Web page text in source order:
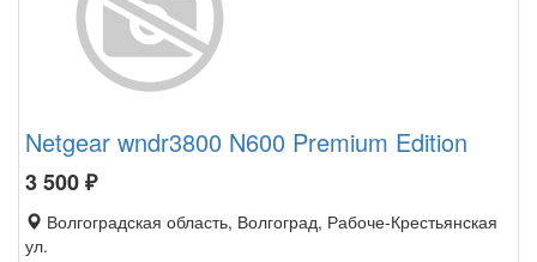
Netgear wndr3800 N600 Premium Edition
3 500₽
Волгоградская область, Волгоград, Рабоче-Крестьянская
ул.